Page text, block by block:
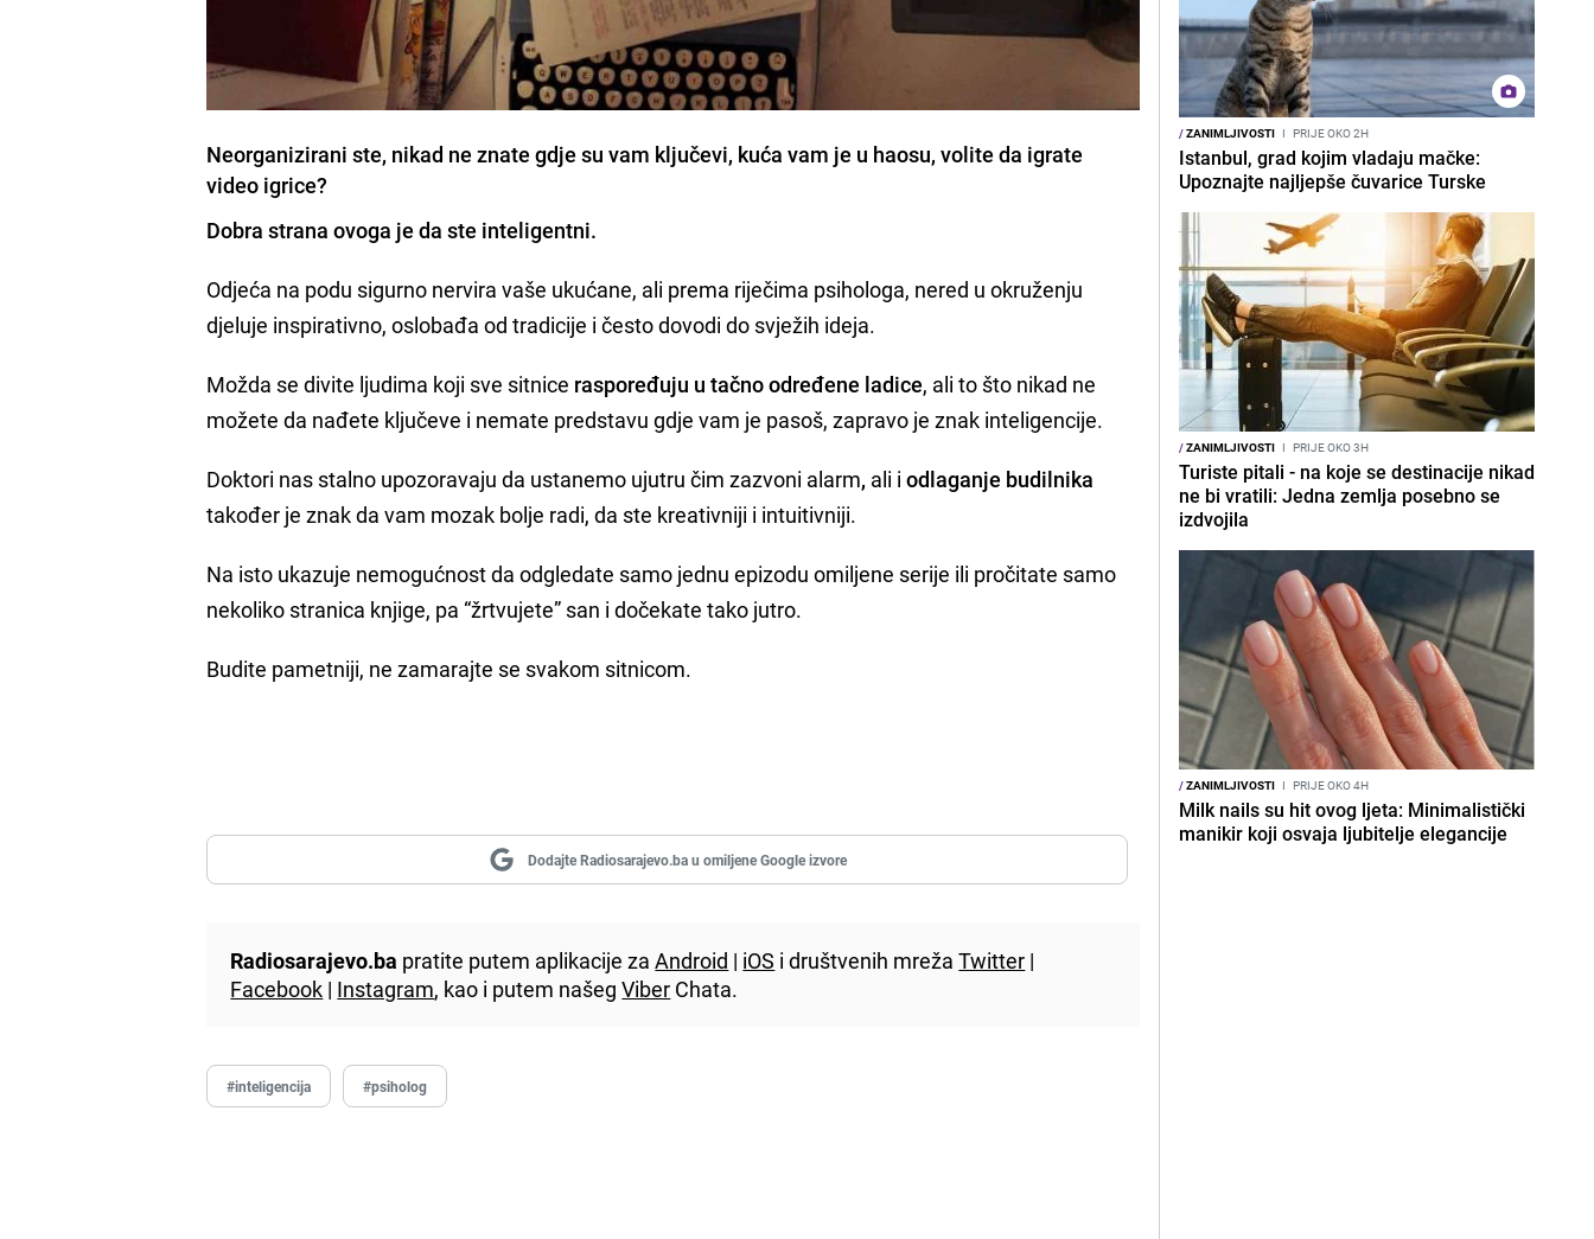
Neorganizirani ste, nikad ne znate gdje su vam ključevi, kuća vam je u haosu, volite da igrate
video igrice?
Dobra strana ovoga je da ste inteligentni.
Odjeća na podu sigurno nervira vaše ukućane, ali prema riječima psihologa, nered u okruženju
djeluje inspirativno, oslobađa od tradicije i često dovodi do svježih ideja.
Možda se divite ljudima koji sve sitnice raspoređuju u tačno određene ladice, ali to što nikad ne
možete da nađete ključeve i nemate predstavu gdje vam je pasoš, zapravo je znak inteligencije.
Doktori nas stalno upozoravaju da ustanemo ujutru čim zazvoni alarm, ali iodlaganje budilnika
također je znak da vam mozak bolje radi, da ste kreativniji i intuitivniji.
Na isto ukazuje nemogućnost da odgledate samo jednu epizodu omiljene serije ili pročitate samo
nekoliko stranica knjige, pa “žrtvujete” san i dočekate tako jutro.
Budite pametniji, ne zamarajte se svakom sitnicom.
Dodajte Radiosarajevo.ba u omiljene Google izvore
Radiosarajevo.ba pratite putem aplikacije zaAndroid | iOS i društvenih mrežaTwitter |
Facebook | Instagram, kao i putem našegViber Chata.
#inteligencija #psiholog
/ZANIMLJIVOSTI I PRIJE OKO 2H
Istanbul, grad kojim vladaju mačke:
Upoznajte najljepše čuvarice Turske
/ZANIMLJIVOSTI I PRIJE OKO 3H
Turiste pitali - na koje se destinacije nikad
ne bi vratili: Jedna zemlja posebno se
izdvojila
/ZANIMLJIVOSTI I PRIJE OKO 4H
Milk nails su hit ovog ljeta: Minimalistički
manikir koji osvaja ljubitelje elegancije